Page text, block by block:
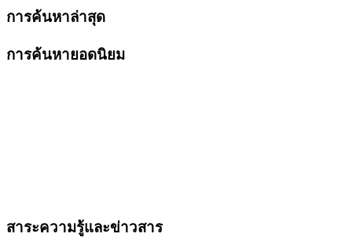
การค้นหาล่าสุด
การค้นหายอดนิยม
สาระความรู้และข่าวสาร